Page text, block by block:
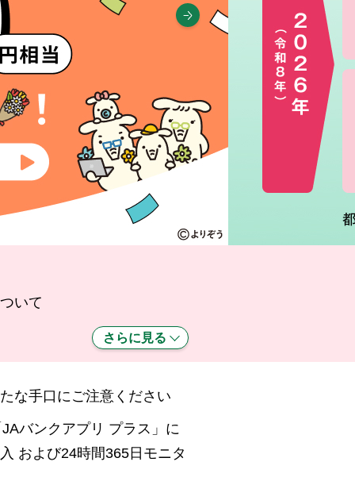
いて
さらに見る
な手口にご注意ください
バンクアプリ プラス」に
および24時間365日モニタ